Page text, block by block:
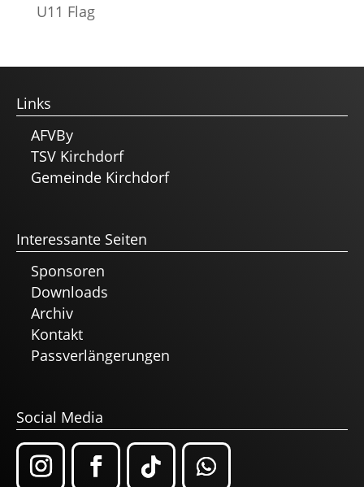
U11 Flag
Links
AFVBy
TSV Kirchdorf
Gemeinde Kirchdorf
Interessante Seiten
Sponsoren
Downloads
Archiv
Kontakt
Passverlängerungen
Social Media